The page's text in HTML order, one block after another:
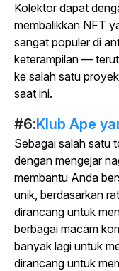
Kolektor dapat
membalikkan NFT
sangat populer di
keterampilan —
ke salah satu
saat ini.
#6:Klub Ape
Sebagai salah satu
dengan mengejar
membantu Anda
unik, berdasarkan
dirancang untuk
berbagai macam
banyak lagi untuk
dirancang untuk